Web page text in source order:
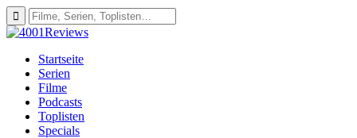
Startseite
Serien
Filme
Podcasts
Toplisten
Specials